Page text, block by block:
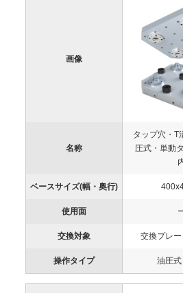
画像
名称
タップ穴・T
圧式・単動
ベースサイズ(幅・奥行)
使用面
交換対象 交換プレ
操作タイプ 油圧